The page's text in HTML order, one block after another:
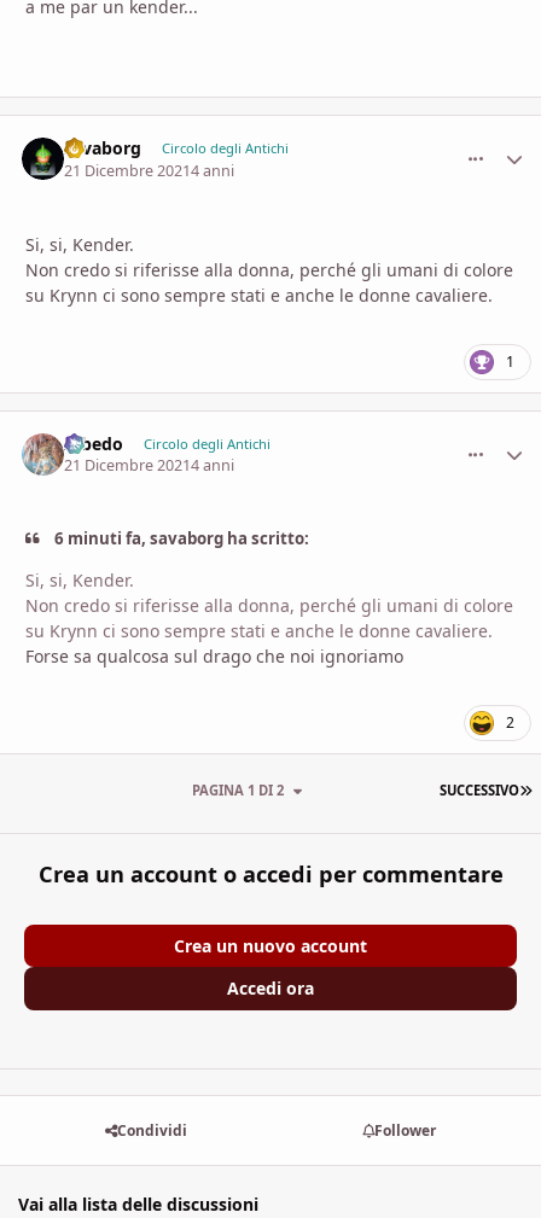
a me par un kender...
savaborg Circolo degli Antichi
21 Dicembre 20214 anni
Si, si, Kender.
Non credo si riferisse alla donna, perché gli umani di colore
su Krynn ci sono sempre stati e anche le donne cavaliere.
1
Albedo Circolo degli Antichi
21 Dicembre 20214 anni
6 minuti fa, savaborg ha scritto:
Si, si, Kender.
Non credo si riferisse alla donna, perché gli umani di colore
su Krynn ci sono sempre stati e anche le donne cavaliere.
Forse sa qualcosa sul drago che noi ignoriamo
2
SUCCESSIVO
PAGINA 1 DI 2
Crea un account o accedi per commentare
Crea un nuovo account
Accedi ora
Condividi Follower
Vai alla lista delle discussioni